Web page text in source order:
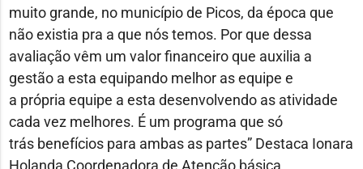
muito grande, no município de Picos, da época que
não existia pra a que nós temos. Por que dessa
avaliação vêm um valor financeiro que auxilia a
gestão a esta equipando melhor as equipe e
a própria equipe a esta desenvolvendo as atividade
cada vez melhores. É um programa que só
trás benefícios para ambas as partes” Destaca Ionara
Holanda Coordenadora de Atenção básica.